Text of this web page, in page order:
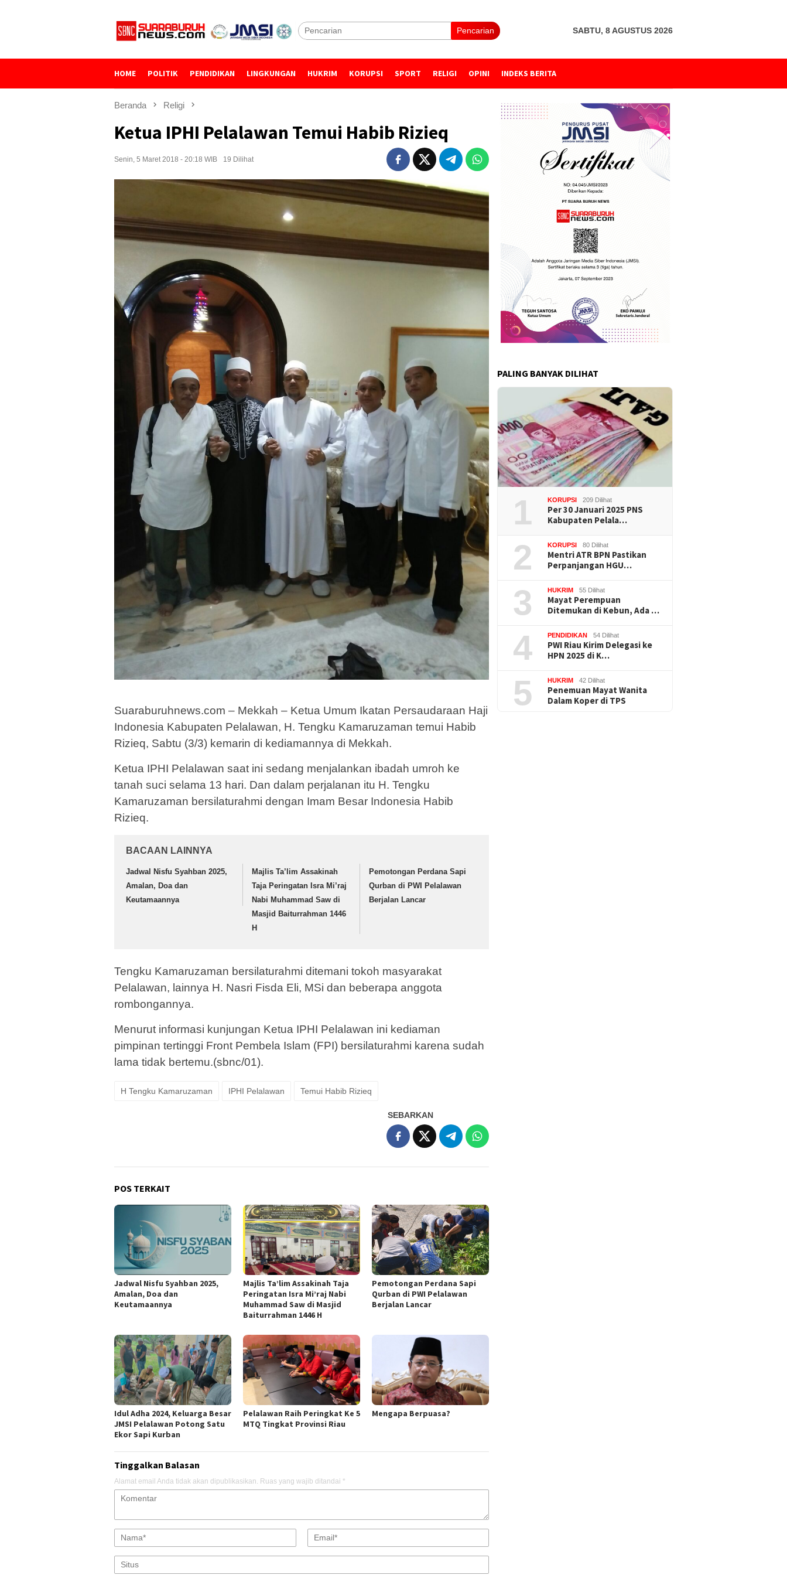
Pencarian SABTU, 8 AGUSTUS 2026
HOME POLITIK PENDIDIKAN LINGKUNGAN HUKRIM KORUPSI SPORT RELIGI OPINI INDEKS BERITA
Beranda Religi
Ketua IPHI Pelalawan Temui Habib Rizieq
Senin, 5 Maret 2018 - 20:18 WIB 19 Dilihat
Suaraburuhnews.com – Mekkah – Ketua Umum Ikatan Persaudaraan Haji
Indonesia Kabupaten Pelalawan, H. Tengku Kamaruzaman temui Habib
Rizieq, Sabtu (3/3) kemarin di kediamannya di Mekkah.
Ketua IPHI Pelalawan saat ini sedang menjalankan ibadah umroh ke
tanah suci selama 13 hari. Dan dalam perjalanan itu H. Tengku
Kamaruzaman bersilaturahmi dengan Imam Besar Indonesia Habib
Rizieq.
BACAAN LAINNYA
Jadwal Nisfu Syahban 2025,
Amalan, Doa dan
Keutamaannya
Majlis Ta’lim Assakinah
Taja Peringatan Isra Mi’raj
Nabi Muhammad Saw di
Masjid Baiturrahman 1446
H
Pemotongan Perdana Sapi
Qurban di PWI Pelalawan
Berjalan Lancar
Tengku Kamaruzaman bersilaturahmi ditemani tokoh masyarakat
Pelalawan, lainnya H. Nasri Fisda Eli, MSi dan beberapa anggota
rombongannya.
Menurut informasi kunjungan Ketua IPHI Pelalawan ini kediaman
pimpinan tertinggi Front Pembela Islam (FPI) bersilaturahmi karena sudah
lama tidak bertemu.(sbnc/01).
H Tengku Kamaruzaman IPHI Pelalawan Temui Habib Rizieq
SEBARKAN
POS TERKAIT
Jadwal Nisfu Syahban 2025,
Amalan, Doa dan
Keutamaannya
Majlis Ta’lim Assakinah Taja
Peringatan Isra Mi’raj Nabi
Muhammad Saw di Masjid
Baiturrahman 1446 H
Pemotongan Perdana Sapi
Qurban di PWI Pelalawan
Berjalan Lancar
Idul Adha 2024, Keluarga Besar
JMSI Pelalawan Potong Satu
Ekor Sapi Kurban
Pelalawan Raih Peringkat Ke 5
MTQ Tingkat Provinsi Riau
Mengapa Berpuasa?
Tinggalkan Balasan
Alamat email Anda tidak akan dipublikasikan. Ruas yang wajib ditandai *
PALING BANYAK DILIHAT
1 KORUPSI 209 Dilihat
Per 30 Januari 2025 PNS
Kabupaten Pelala…
2 KORUPSI 80 Dilihat
Mentri ATR BPN Pastikan
Perpanjangan HGU…
3 HUKRIM 55 Dilihat
Mayat Perempuan
Ditemukan di Kebun, Ada …
4 PENDIDIKAN 54 Dilihat
PWI Riau Kirim Delegasi ke
HPN 2025 di K…
5 HUKRIM 42 Dilihat
Penemuan Mayat Wanita
Dalam Koper di TPS